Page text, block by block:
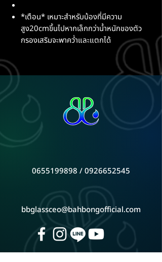
*เตือน* เหมาะสำหรับบ้องที่มีความ
สูง20cmขึ้นไปหากเล็กกว่าน้ำหนักของตัว
กรองเสริมจะพาคว่ำและแตกได้
0655199898 / 0926652545
bbglassceo@bahbongofficial.com